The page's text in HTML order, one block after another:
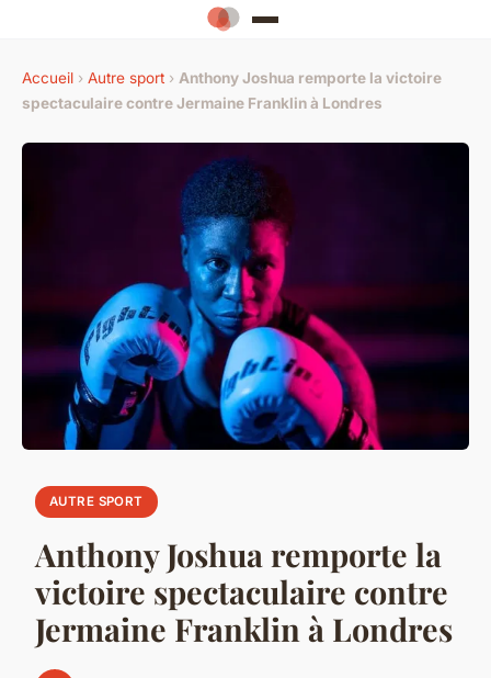
Accueil › Autre sport › Anthony Joshua remporte la victoire
spectaculaire contre Jermaine Franklin à Londres
AUTRE SPORT
Anthony Joshua remporte la
victoire spectaculaire contre
Jermaine Franklin à Londres